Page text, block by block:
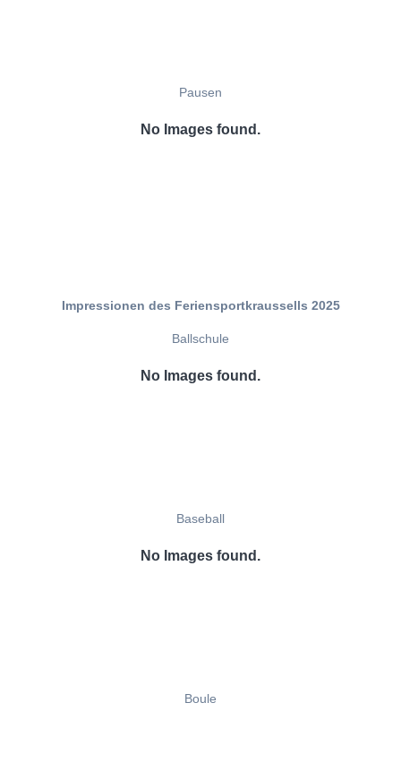
Pausen
No Images found.
Impressionen des Feriensportkraussells 2025
Ballschule
No Images found.
Baseball
No Images found.
Boule